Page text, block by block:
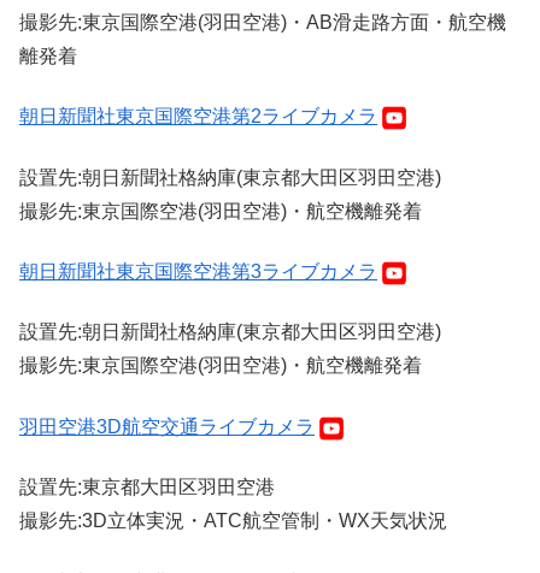
撮影先:東京国際空港(羽田空港)・AB滑走路方面・航空機
離発着
朝日新聞社東京国際空港第2ライブカメラ
設置先:朝日新聞社格納庫(東京都大田区羽田空港)
撮影先:東京国際空港(羽田空港)・航空機離発着
朝日新聞社東京国際空港第3ライブカメラ
設置先:朝日新聞社格納庫(東京都大田区羽田空港)
撮影先:東京国際空港(羽田空港)・航空機離発着
羽田空港3D航空交通ライブカメラ
設置先:東京都大田区羽田空港
撮影先:3D立体実況・ATC航空管制・WX天気状況